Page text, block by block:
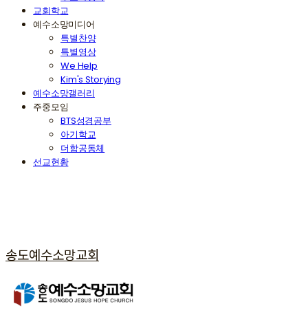
교회학교
예수소망미디어
특별찬양
특별영상
We Help
Kim's Storying
예수소망갤러리
주중모임
BTS성경공부
아기학교
더함공동체
선교현황
송도예수소망교회